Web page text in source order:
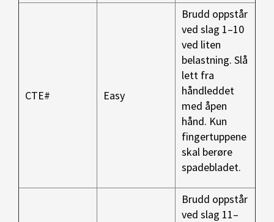
CTE# Easy
Brudd oppstår
ved slag 1–10
ved liten
belastning. Slå
lett fra
håndleddet
med åpen
hånd. Kun
fingertuppene
skal berøre
spadebladet.
Brudd oppstår
ved slag 11–